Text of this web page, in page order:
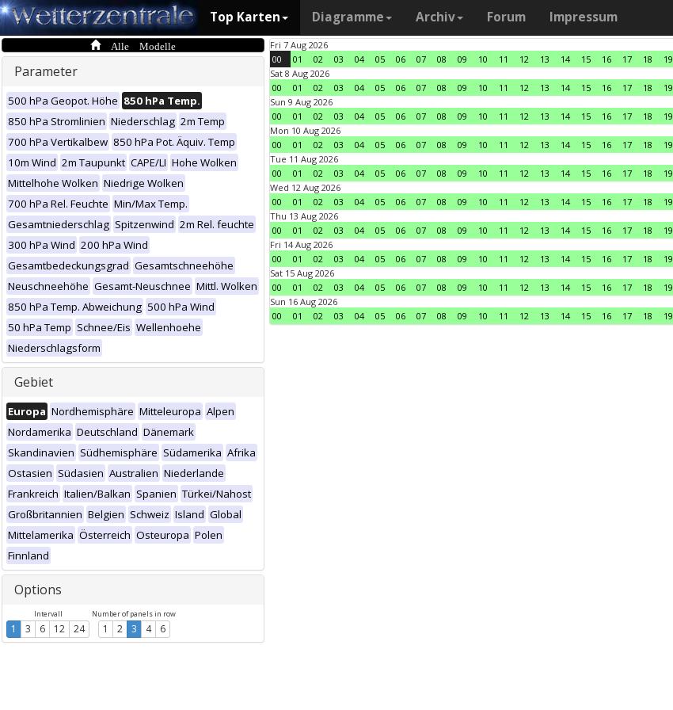
Top Karten Diagramme Archiv Forum Impressum
Alle Modelle
Parameter
500 hPa Geopot. Höhe 850 hPa Temp.
850 hPa Stromlinien Niederschlag 2m Temp
700 hPa Vertikalbew 850 hPa Pot. Äquiv. Temp
10m Wind 2m Taupunkt CAPE/LI Hohe Wolken
Mittelhohe Wolken Niedrige Wolken
700 hPa Rel. Feuchte Min/Max Temp.
Gesamtniederschlag Spitzenwind 2m Rel. feuchte
300 hPa Wind 200 hPa Wind
Gesamtbedeckungsgrad Gesamtschneehöhe
Neuschneehöhe Gesamt-Neuschnee Mittl. Wolken
850 hPa Temp. Abweichung 500 hPa Wind
50 hPa Temp Schnee/Eis Wellenhoehe
Niederschlagsform
Gebiet
Europa Nordhemisphäre Mitteleuropa Alpen
Nordamerika Deutschland Dänemark
Skandinavien Südhemisphäre Südamerika Afrika
Ostasien Südasien Australien Niederlande
Frankreich Italien/Balkan Spanien Türkei/Nahost
Großbritannien Belgien Schweiz Island Global
Mittelamerika Österreich Osteuropa Polen
Finnland
Options
Intervall
1 3 6 12 24
Number of panels in row
1 2 3 4 6
Fri 7 Aug 2026
00
01 02 03 04 05 06 07 08 09 10 11 12 13 14 15 16 17 18 19
Sat 8 Aug 2026
00
01 02 03 04 05 06 07 08 09 10 11 12 13 14 15 16 17 18 19
Sun 9 Aug 2026
00
01 02 03 04 05 06 07 08 09 10 11 12 13 14 15 16 17 18 19
Mon 10 Aug 2026
00
01 02 03 04 05 06 07 08 09 10 11 12 13 14 15 16 17 18 19
Tue 11 Aug 2026
00
01 02 03 04 05 06 07 08 09 10 11 12 13 14 15 16 17 18 19
Wed 12 Aug 2026
00
01 02 03 04 05 06 07 08 09 10 11 12 13 14 15 16 17 18 19
Thu 13 Aug 2026
00
01 02 03 04 05 06 07 08 09 10 11 12 13 14 15 16 17 18 19
Fri 14 Aug 2026
00
01 02 03 04 05 06 07 08 09 10 11 12 13 14 15 16 17 18 19
Sat 15 Aug 2026
00
01 02 03 04 05 06 07 08 09 10 11 12 13 14 15 16 17 18 19
Sun 16 Aug 2026
00
01 02 03 04 05 06 07 08 09 10 11 12 13 14 15 16 17 18 19